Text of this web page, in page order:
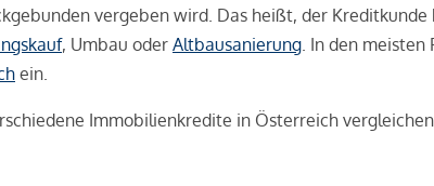
vergeben wird. Das heißt, der
, Umbau oder Altbausanierung. In den
ein.
Immobilienkredite in Österreich